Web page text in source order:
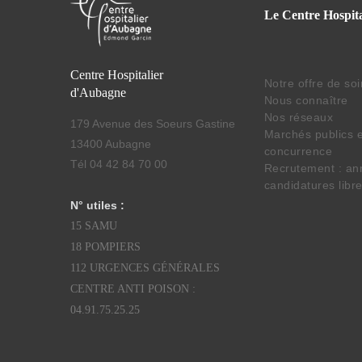
Centre Hospitalier
d'Aubagne
179 Avenue des Soeurs Gastine
13400 Aubagne
Tél 04 42 84 70 00
N° utiles :
15 SAMU
18 POMPIERS
112 URGENCES GÉNÉRALES
CENTRE ANTI POISON :
04.91.75.25.25
Le Centre
Notre offre de
Nous connaître
Nos réseaux
Marchés publics
concurrence
Recrutement :
candidatures